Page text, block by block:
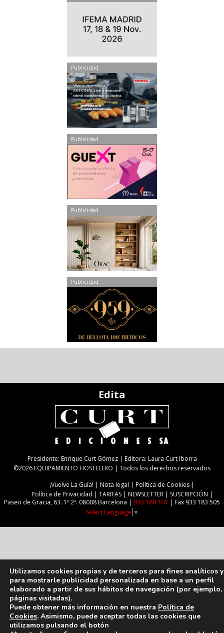
Publicidad
Publicidad
Publicidad
Publicidad
Edita
Presidente: Enrique Curt Gómez | Editora: Laura Curt Iborra
©2026 EQUIPAMIENTO HOSTELERO | Todos los derechos reservados
¡Vuelve La Guía!
Nota legal
Política de Cookies
Política de Privacidad
TARIFAS NEWSLETTER
SUSCRIPCIÓN
Paseo de Gracia, 63. 1º 2ª. 08008 Barcelona | 933 180 101 | Fax 933 183 505
Select Language ▼
Utilizamos cookies propias y de terceros para fines analíticos y
para mostrarle publicidad personalizada en base a un perfil
elaborado a partir de sus hábitos de navegación (por ejemplo,
páginas visitadas).
Puede obtener más información en nuestra Política de
Cookies. Asimismo, puede aceptar todas las cookies que
utilizamos pulsando el botón